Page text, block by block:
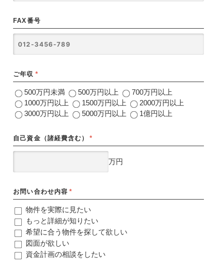
FAX番号
ご年収 *
500万円未満 500万円以上
700万円以上
1000万円以上
1500万円以上
2000万円以上
3000万円以上
5000万円以上 1億円以上
自己資金（諸経費含む） *
万円
お問い合わせ内容 *
物件を実際に見たい
もっと詳細が知りたい
希望に合う物件を探して欲しい
図面が欲しい
資金計画の相談をしたい